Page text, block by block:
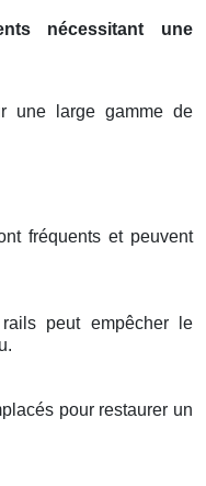
nécessitant une
une large gamme de
fréquents et peuvent
peut empêcher le
pour restaurer un